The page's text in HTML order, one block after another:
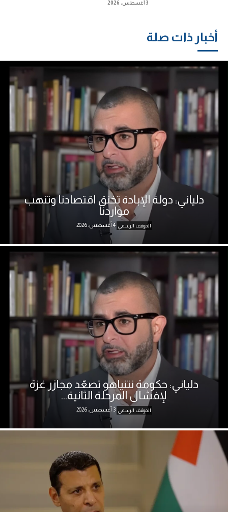
3 أغسطس، 2026
أخبار ذات صلة
دلياني: دولة الإبادة تخنق اقتصادنا وتنهب
مواردنا
الموقف الرسمي 4 أغسطس، 2026
دلياني: حكومة نتنياهو تصعّد مجازر غزة
لإفشال المرحلة الثانية...
الموقف الرسمي 3 أغسطس، 2026